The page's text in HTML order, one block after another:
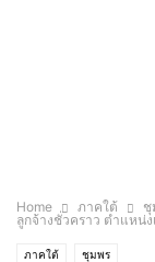
Home ภาคใต้ ชุ
ลูกจ้างชั่วคราว ตำแหน่
ภาคใต้ ชุมพร